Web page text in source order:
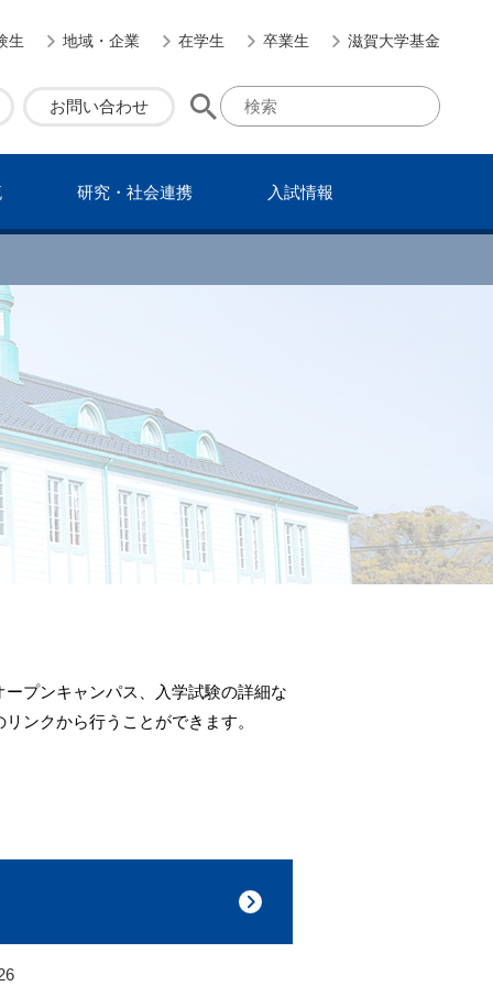
生 地域・企業 在学生 卒業生 滋賀大学基金
お問い合わせ
研究・社会連携 ⼊試情報
プンキャンパス、入学試験の詳細な
ンクから行うことができます。